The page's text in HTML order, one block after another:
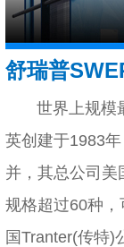
舒瑞普
世界上规模
英创建于1983
并，其总公司美
规格超过60种
国Tranter(传特)